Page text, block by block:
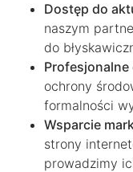
Dostęp do
naszym
do
ochrony
formalności
Wsparcie
strony
prowadzimy